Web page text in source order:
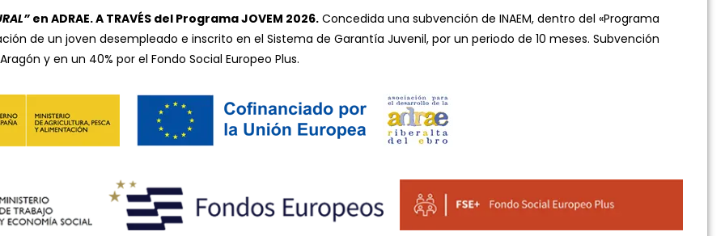
en ADRAE. A TRAVÉS del Programa JOVEM 2026. Concedida una subvención de INAEM, dentro del «Programa
de un joven desempleado e inscrito en el Sistema de Garantía Juvenil, por un periodo de 10 meses. Subvención
y en un 40% por el Fondo Social Europeo Plus.